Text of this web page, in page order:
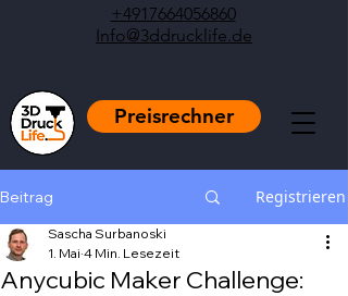
+4917664056860
Info@3ddrucklife.de
Preisrechner
Beitrag Registrieren
Anycubic Maker Challenge:
Sascha Surbanoski
1. Mai 4 Min. Lesezeit